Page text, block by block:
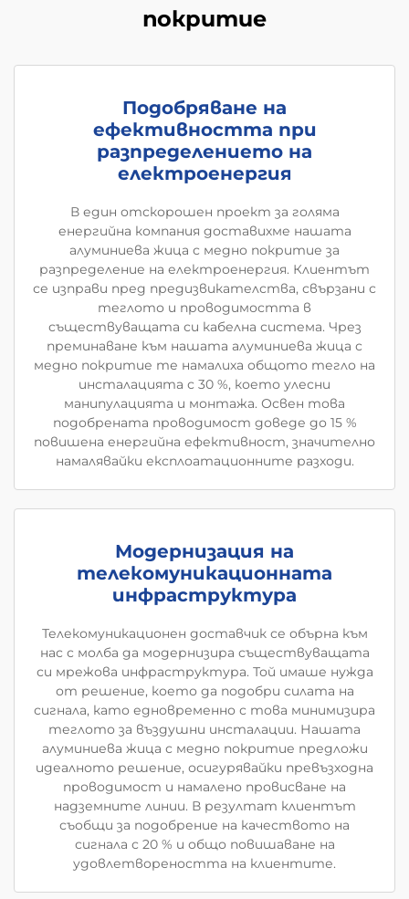
покритие
Подобряване на
ефективността при
разпределението на
електроенергия
В един отскорошен проект за голяма
енергийна компания доставихме нашата
алуминиева жица с медно покритие за
разпределение на електроенергия. Клиентът
се изправи пред предизвикателства, свързани с
теглото и проводимостта в
съществуващата си кабелна система. Чрез
преминаване към нашата алуминиева жица с
медно покритие те намалиха общото тегло на
инсталацията с 30 %, което улесни
манипулацията и монтажа. Освен това
подобрената проводимост доведе до 15 %
повишена енергийна ефективност, значително
намалявайки експлоатационните разходи.
Модернизация на
телекомуникационната
инфраструктура
Телекомуникационен доставчик се обърна към
нас с молба да модернизира съществуващата
си мрежова инфраструктура. Той имаше нужда
от решение, което да подобри силата на
сигнала, като едновременно с това минимизира
теглото за въздушни инсталации. Нашата
алуминиева жица с медно покритие предложи
идеалното решение, осигурявайки превъзходна
проводимост и намалено провисване на
надземните линии. В резултат клиентът
съобщи за подобрение на качеството на
сигнала с 20 % и общо повишаване на
удовлетвореността на клиентите.